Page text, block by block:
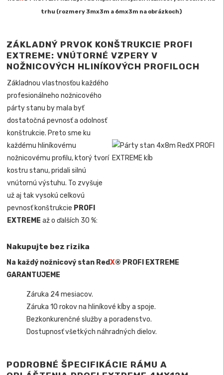
trhu (rozmery 3mx3m a 6mx3m na obrázkoch)
ZÁKLADNÝ PRVOK KONŠTRUKCIE PROFI
EXTREME: VNÚTORNÉ VZPERY V
NOŽNICOVÝCH HLINÍKOVÝCH PROFILOCH
Základnou vlastnosťou každého
profesionálneho nožnicového
párty stanu by mala byť
dostatočná pevnosť a odolnosť
konštrukcie. Preto sme ku
každému hliníkovému
nožnicovému profilu, ktorý tvorí
kostru stanu, pridali silnú
vnútornú výstuhu. To zvyšuje
už aj tak vysokú celkovú
pevnosť konštrukcie PROFI
EXTREME až o ďalších 30 %:
Nakupujte bez rizika
Na každý nožnicový stan RedX® PROFI EXTREME
GARANTUJEME
Záruka 24 mesiacov.
Záruka 10 rokov na hliníkové kĺby a spoje.
Bezkonkurenčné služby a poradenstvo.
Dostupnosť všetkých náhradných dielov.
PODROBNÉ ŠPECIFIKÁCIE RÁMU A